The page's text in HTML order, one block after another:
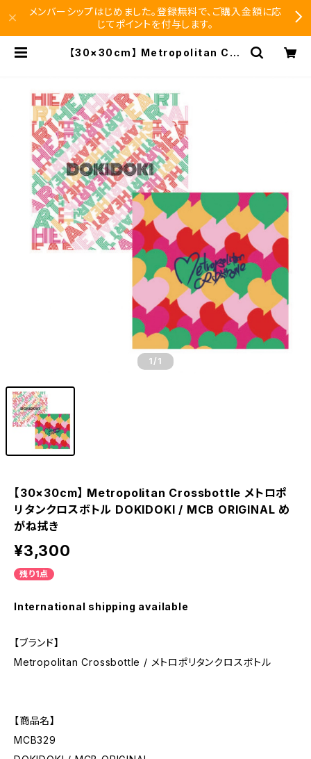
メンバーシップはじめました。登録無料で、ご購入金額に応
じてポイントを付与します。
【30×30cm】 Metropolitan Cro
1 /1
【30×30cm】 Metropolitan Crossbottle メトロポ
リタンクロスボトル DOKIDOKI / MCB ORIGINAL め
がね拭き
¥3,300
残り1点
International shipping available
【ブランド】
Metropolitan Crossbottle / メトロポリタンクロスボトル
【商品名】
MCB329